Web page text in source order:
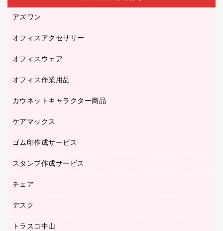
アズワン
医療・介護用品（食品・飲料・食添製品）
オフィスアクセサリー
オフィスアクセサリー
オフィスウェア
アウター
オフィス作業用品
ペット用品
倉庫収納用品
台車・脚立
梱包用テープ
梱包用品
カウネットキャラクター商品
カウネットキャラクター商品
ケアマックス
医療・介護用品（食品・飲料・食添製品）
ゴム印作成サービス
ゴム印作成サービス
スタンプ作成サービス
カウネットスタンプ作成サービス
チェア
オフィスチェア
ミーティングチェア
デスク
カウンター
トラスコ中山